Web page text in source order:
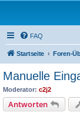
FAQ
Startseite Foren-
Manuelle
Moderator: c2j2
Antworten